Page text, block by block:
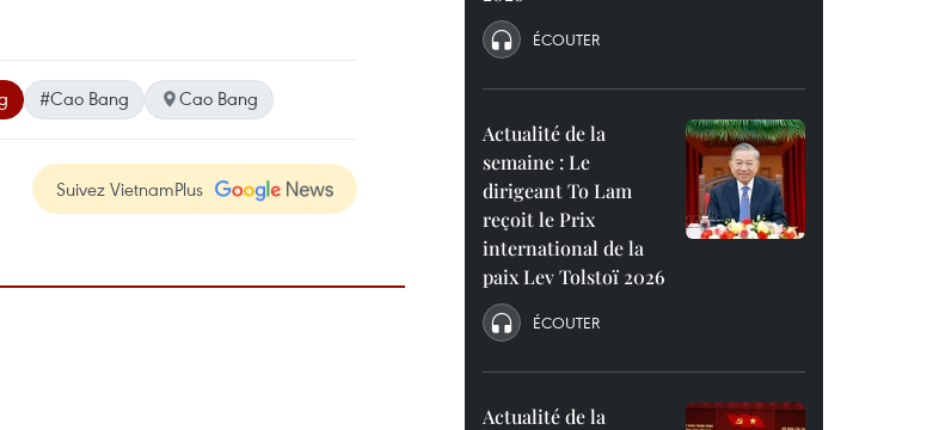
#Cao Bang Cao Bang
Suivez VietnamPlus
ÉCOUTER
Actualité de la
semaine : Le
dirigeant To Lam
reçoit le Prix
international de la
paix Lev Tolstoï 2026
ÉCOUTER
Actualité de la